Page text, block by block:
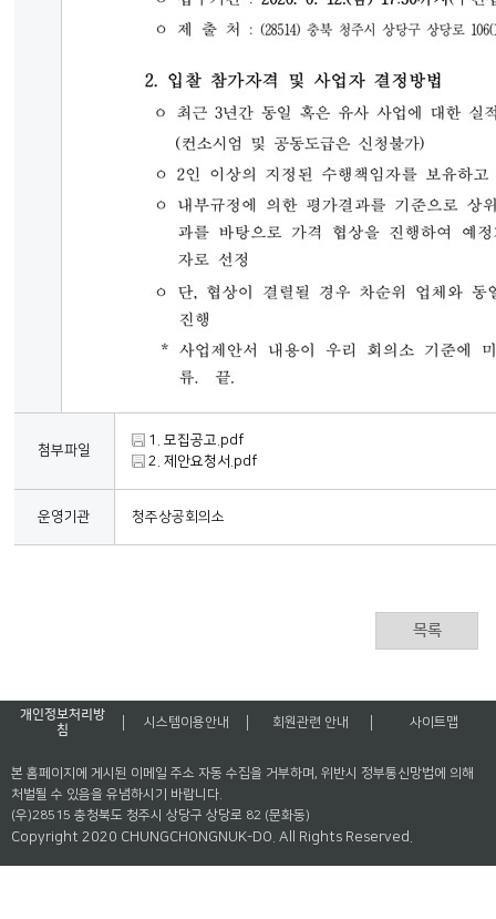
첨부파일
1. 모집공고.pdf
2. 제안요청서.pdf
운영기관 청주상공회의소
목록
개인정보처리방
침
시스템이용안내 회원관련 안내 사이트맵
본 홈페이지에 게시된 이메일 주소 자동 수집을 거부하며, 위반시 정부통신망법에 의해
처벌될 수 있음을 유념하시기 바랍니다.
(우)28515 충청북도 청주시 상당구 상당로 82 (문화동)
Copyright 2020 CHUNGCHONGNUK-DO. All Rights Reserved.